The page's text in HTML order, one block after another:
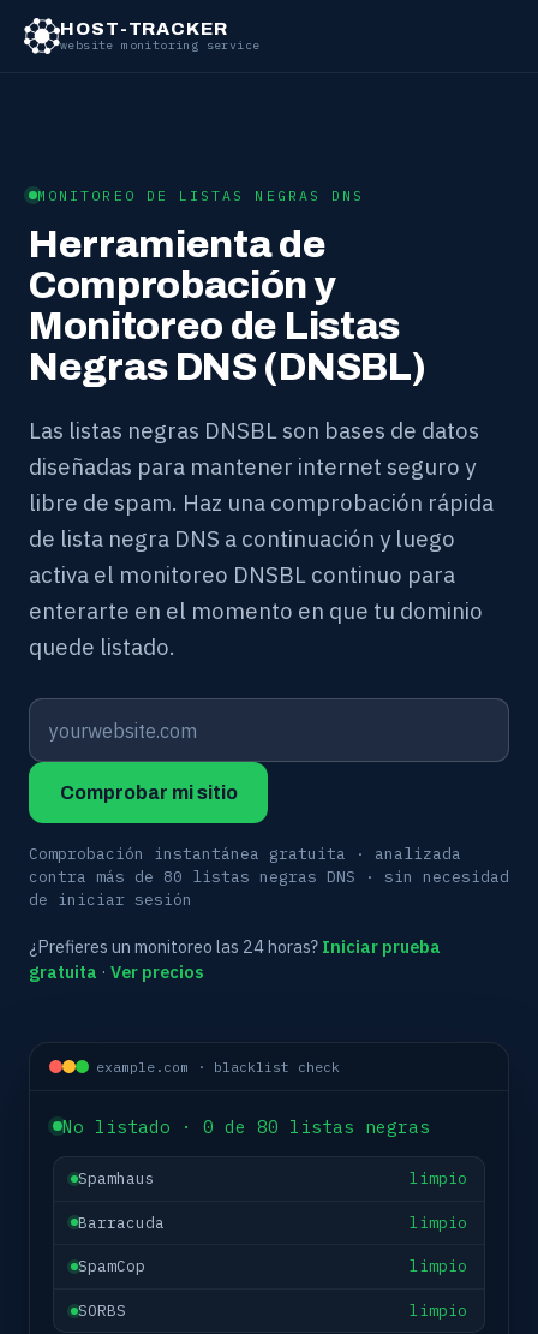
HOST-TRACKER
website monitoring service
MONITOREO DE LISTAS NEGRAS DNS
Herramienta de
Comprobación y
Monitoreo de Listas
Negras DNS (DNSBL)
Las listas negras DNSBL son bases de datos
diseñadas para mantener internet seguro y
libre de spam. Haz una comprobación rápida
de lista negra DNS a continuación y luego
activa el monitoreo DNSBL continuo para
enterarte en el momento en que tu dominio
quede listado.
Comprobar mi sitio
Comprobación instantánea gratuita · analizada
contra más de 80 listas negras DNS · sin necesidad
de iniciar sesión
¿Prefieres un monitoreo las 24 horas? Iniciar prueba
gratuita · Ver precios
example.com · blacklist check
No listado · 0 de 80 listas negras
Spamhaus limpio
Barracuda limpio
SpamCop limpio
SORBS limpio